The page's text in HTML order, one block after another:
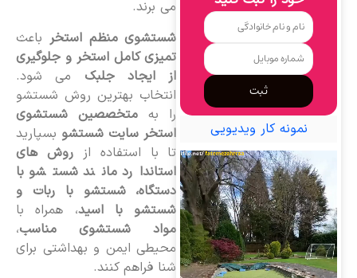
می برند.
شستشوی منظم استخرباعث
تمیزی کامل استخر و جلوگیری
از ایجاد جلبکمی شود.
انتخاب بهترین روش شستشو
را به متخصصین شستشوی
استخر سایت شستشوبسپارید
تا با استفاده از روش های
استاندارد مانند شستشو با
دستگاه، شستشو با ربات و
شستشو با اسید، همراه با
مواد شستشوی مناسب،
محیطی ایمن و بهداشتی برای
شنا فراهم کنند.
ثبت
نمونه کار ویدیویی